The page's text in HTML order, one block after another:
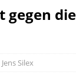
gegen
Jens Silex